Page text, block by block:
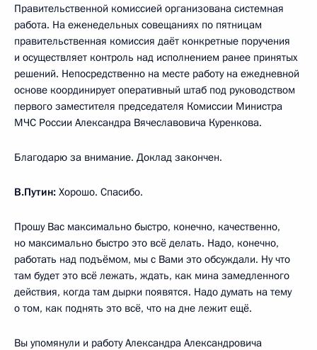
Правительственной комиссией организована системная
работа. На еженедельных совещаниях по пятницам
правительственная комиссия даёт конкретные поручения
и осуществляет контроль над исполнением ранее принятых
решений. Непосредственно на месте работу на ежедневной
основе координирует оперативный штаб под руководством
первого заместителя председателя Комиссии Министра
МЧС России Александра Вячеславовича Куренкова.
Благодарю за внимание. Доклад закончен.
В.Путин: Хорошо. Спасибо.
Прошу Вас максимально быстро, конечно, качественно,
но максимально быстро это всё делать. Надо, конечно,
работать над подъёмом, мы с Вами это обсуждали. Ну что
там будет это всё лежать, ждать, как мина замедленного
действия, когда там дырки появятся. Надо думать на тему
о том, как поднять это всё, что на дне лежит ещё.
Вы упомянули и работу Александра Александровича